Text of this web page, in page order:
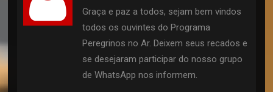
Graça e paz a todos, sejam bem vindos
todos os ouvintes do Programa
Peregrinos no Ar. Deixem seus recados e
se desejaram participar do nosso grupo
de WhatsApp nos informem.